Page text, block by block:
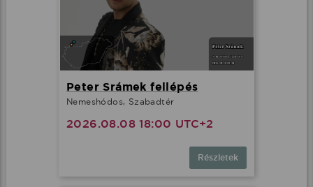
Peter Srámek fellépés
Nemeshódos, Szabadtér
2026.08.08 18:00 UTC+2
Részletek